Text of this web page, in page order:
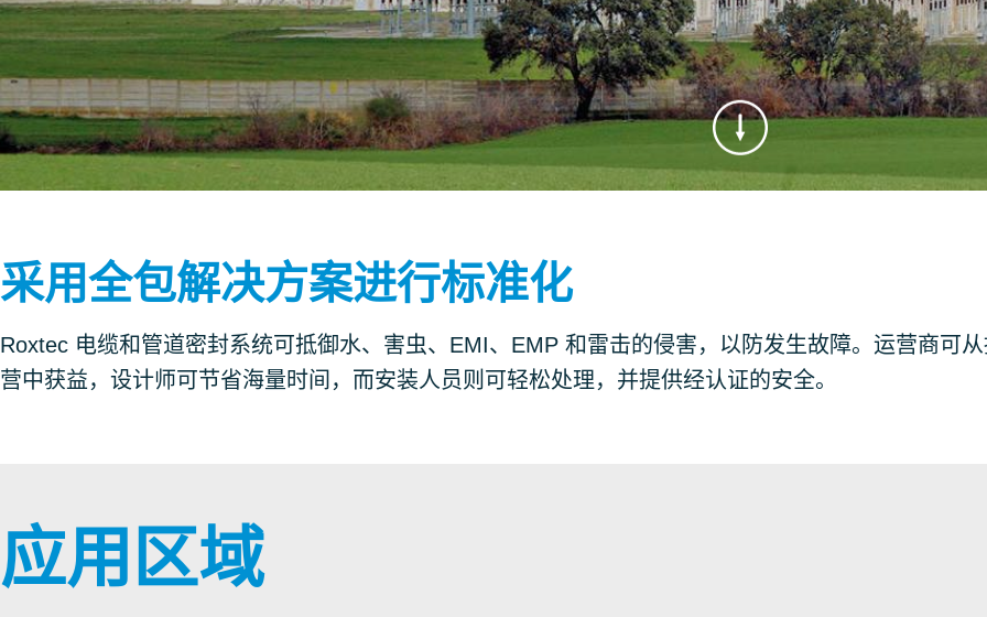
采用全包解决方案进行标准化
Roxtec 电缆和管道密封系统可抵御水、害虫、EMI、EMP 和雷击的侵害，以防发生故障。运营商可
营中获益，设计师可节省海量时间，而安装人员则可轻松处理，并提供经认证的安全。
应用区域